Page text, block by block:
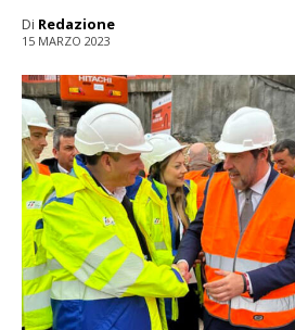
Di Redazione
15 MARZO 2023